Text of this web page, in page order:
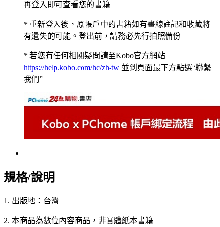
再登入即可查看您的書籍
* 重新登入後，原帳戶中的書籍如有畫線註記和收藏將
有遺失的可能。登出前，請務必先行拍照備份
* 若您有任何相關疑問請至Kobo官方網站
https://help.kobo.com/hc/zh-tw 並到頁面最下方點選“聯繫
我們”
規格/說明
1. 出版地：台灣
2. 本商品為數位內容商品，非實體紙本書籍